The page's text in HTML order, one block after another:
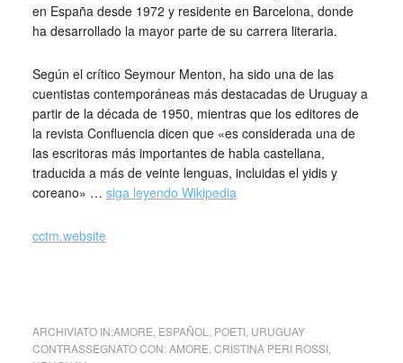
en España desde 1972 y residente en Barcelona, donde
ha desarrollado la mayor parte de su carrera literaria.
Según el crítico Seymour Menton, ha sido una de las
cuentistas contemporáneas más destacadas de Uruguay a
partir de la década de 1950, mientras que los editores de
la revista Confluencia dicen que «es considerada una de
las escritoras más importantes de habla castellana,
traducida a más de veinte lenguas, incluidas el yidis y
coreano» … siga leyendo Wikipedia
cctm.website
ARCHIVIATO IN:AMORE ESPAÑOL POETI, URUGUAY
CONTRASSEGNATO CON:AMORE CRISTINA PERI ROSSI,